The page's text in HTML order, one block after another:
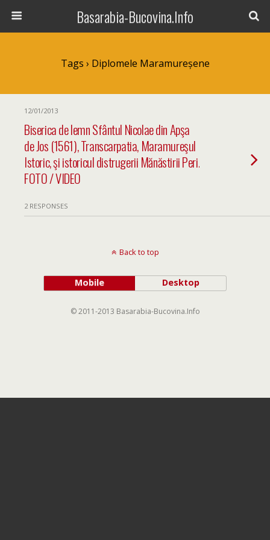
Basarabia-Bucovina.Info
Tags › Diplomele Maramureșene
12/01/2013
Biserica de lemn Sfântul Nicolae din Apşa
de Jos (1561), Transcarpatia, Maramureşul
Istoric, şi istoricul distrugerii Mănăstirii Peri.
FOTO / VIDEO
2 RESPONSES
Back to top
Mobile Desktop
© 2011-2013 Basarabia-Bucovina.Info